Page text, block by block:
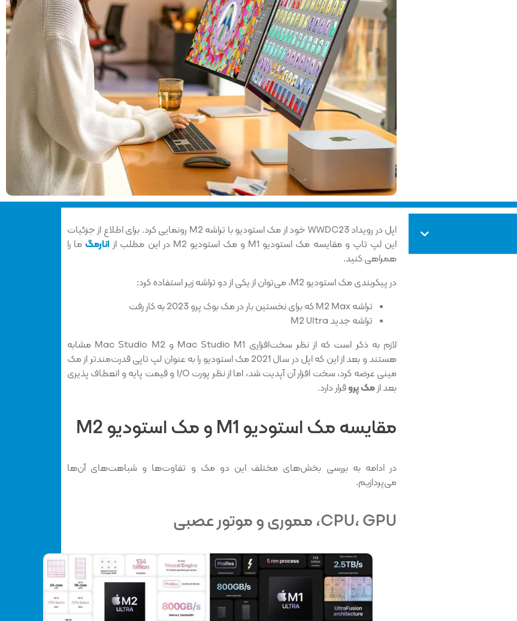
اپل در رویداد WWDC23 خود از مک استودیو با تراشه M2 رونمایی کرد. برای اطلاع از جزئیات
این لپ تاپ و مقایسه مک استودیو M1 و مک استودیو M2 در این مطلب از
انارمگما را
همراهی کنید.
در پیکربندی مک استودیو M2، می‌توان از یکی از دو تراشه زیر استفاده کرد:
تراشه M2 Max که برای نخستین بار در مک بوک پرو 2023 به کار رفت
تراشه جدید M2 Ultra
لازم به ذکر است که از نظر سخت‌افزاری Mac Studio M1 و Mac Studio M2 مشابه
هستند و بعد از این که اپل در سال 2021 مک استودیو را به عنوان لپ تاپی قدرت‌مندتر از مک
مینی عرضه کرد، سخت افزار آن آپدیت شد، اما از نظر پورت I/O و قیمت پایه و انعطاف پذیری
بعد ازمک پروقرار دارد.
مقایسه مک استودیو M1 و مک استودیو M2
در ادامه به بررسی بخش‌های مختلف این دو مک و تفاوت‌ها و شباهت‌های آن‌ها
می‌پردازیم.
CPU، GPU، مموری و موتور عصبی